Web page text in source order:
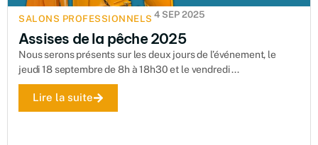
SALONS PROFESSIONNELS 4 SEP 2025
Assises de la pêche 2025
Nous serons présents sur les deux jours de l’événement, le
jeudi 18 septembre de 8h à 18h30 et le vendredi ...
Lire la suite